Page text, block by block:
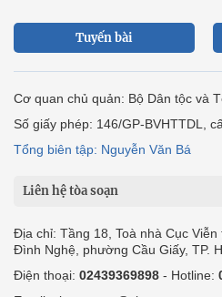
Tuyến bài
Cơ quan chủ quản: Bộ Dân tộc và
Số giấy phép: 146/GP-BVHTTDL,
Tổng biên tập: Nguyễn Văn Bá
Liên hệ tòa soạn
Địa chỉ: Tầng 18, Toà nhà Cục
Đình Nghệ, phường Cầu Giấy, TP.
Điện thoại: 02439369898 - Hotline: